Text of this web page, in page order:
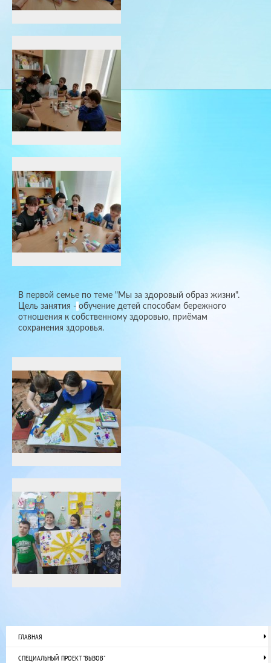
В первой семье по теме "Мы за здоровый образ жизни".
Цель занятия - обучение детей способам бережного
отношения к собственному здоровью, приёмам
сохранения здоровья.
ГЛАВНАЯ
СПЕЦИАЛЬНЫЙ ПРОЕКТ "ВЫЗОВ"